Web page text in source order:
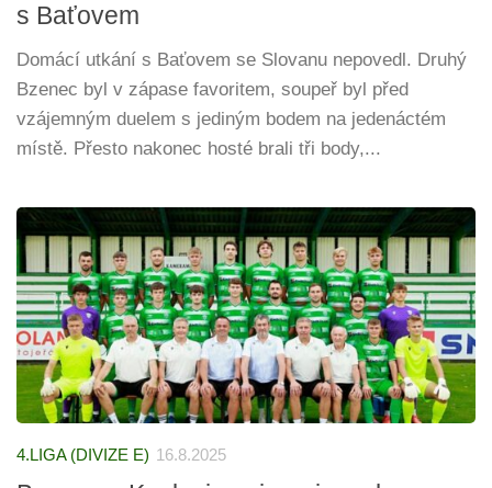
s Baťovem
Domácí utkání s Baťovem se Slovanu nepovedl. Druhý
Bzenec byl v zápase favoritem, soupeř byl před
vzájemným duelem s jediným bodem na jedenáctém
místě. Přesto nakonec hosté brali tři body,...
4.LIGA (DIVIZE E) 16.8.2025